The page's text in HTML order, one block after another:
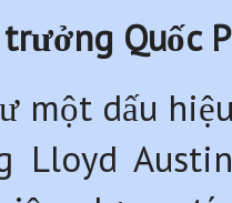
trưởng Quốc
một dấu
Lloyd